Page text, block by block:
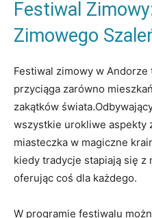
Festiwal
Zimowego
Festiwal‌ zimowy ⁣w
przyciąga ​zarówno
zakątków
wszystkie urokliwe aspekty
⁤miasteczka ‌w ‌magiczne
kiedy tradycje ‌stapiają się ‍z
oferując coś dla ⁢każdego.
W⁣ programie festiwalu‌